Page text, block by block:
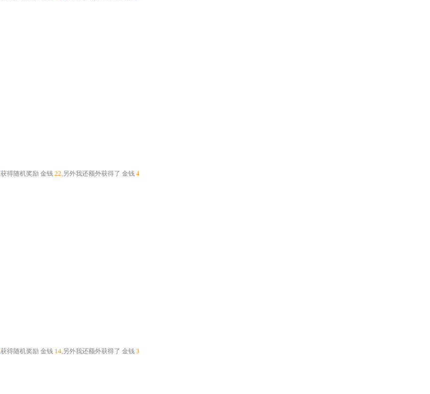
,获得随机奖励 金钱 22 ,另外我还额外获得了 金钱 4
,获得随机奖励 金钱 14 ,另外我还额外获得了 金钱 3